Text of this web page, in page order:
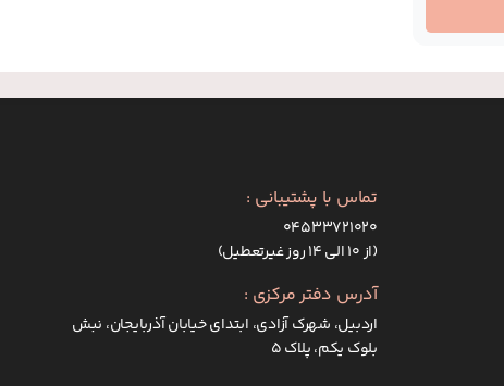
تماس با پشتیبانی :
۰۴۵۳۳۷۲۱۰۲۰
(از ۱۰ الی ۱۴ روز غیرتعطیل)
آدرس دفتر مرکزی :
اردبیل، شهرک آزادی، ابتدای خیابان آذربایجان، نبش
بلوک یکم، پلاک 5